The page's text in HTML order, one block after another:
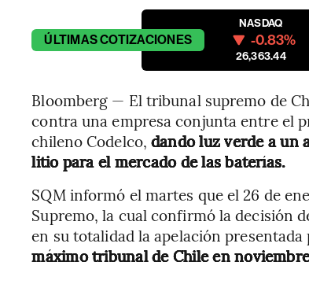
ÚLTIMASCOTIZACIONES
NASDAQ
-0.83%
26,363.44
Bloomberg — El tribunal supremo de
contra una empresa conjunta entre el
chileno Codelco,dando luz verde a un
litio para el mercado de las baterías.
SQM informó el martes que el 26 de
Supremo, la cual confirmó la decisión
en su totalidad la apelación presentada
máximo tribunal de Chile en